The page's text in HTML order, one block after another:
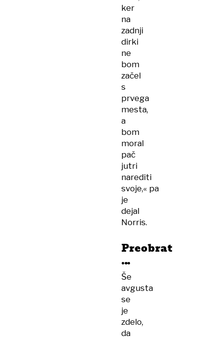
ker
na
zadnji
dirki
ne
bom
začel
s
prvega
mesta,
a
bom
moral
pač
jutri
narediti
svoje,« pa
je
dejal
Norris.
Preobrat
…
Še
avgusta
se
je
zdelo,
da